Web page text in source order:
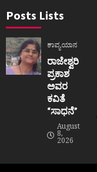
Posts Lists
ಕಾವ್ಯಯಾನ
ರಾಜೇಶ್ವರಿ
ಪ್ರಕಾಶ
ಅವರ
ಕವಿತೆ
“ಸಾಧನೆ”
August
8,
2026